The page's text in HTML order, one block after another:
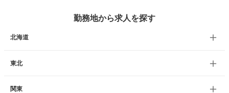
勤務地から求人を探す
北海道
東北
関東